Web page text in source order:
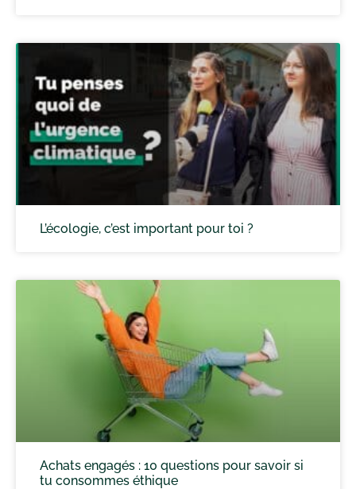
L’écologie, c’est important pour toi ?
Achats engagés : 10 questions pour savoir si
tu consommes éthique